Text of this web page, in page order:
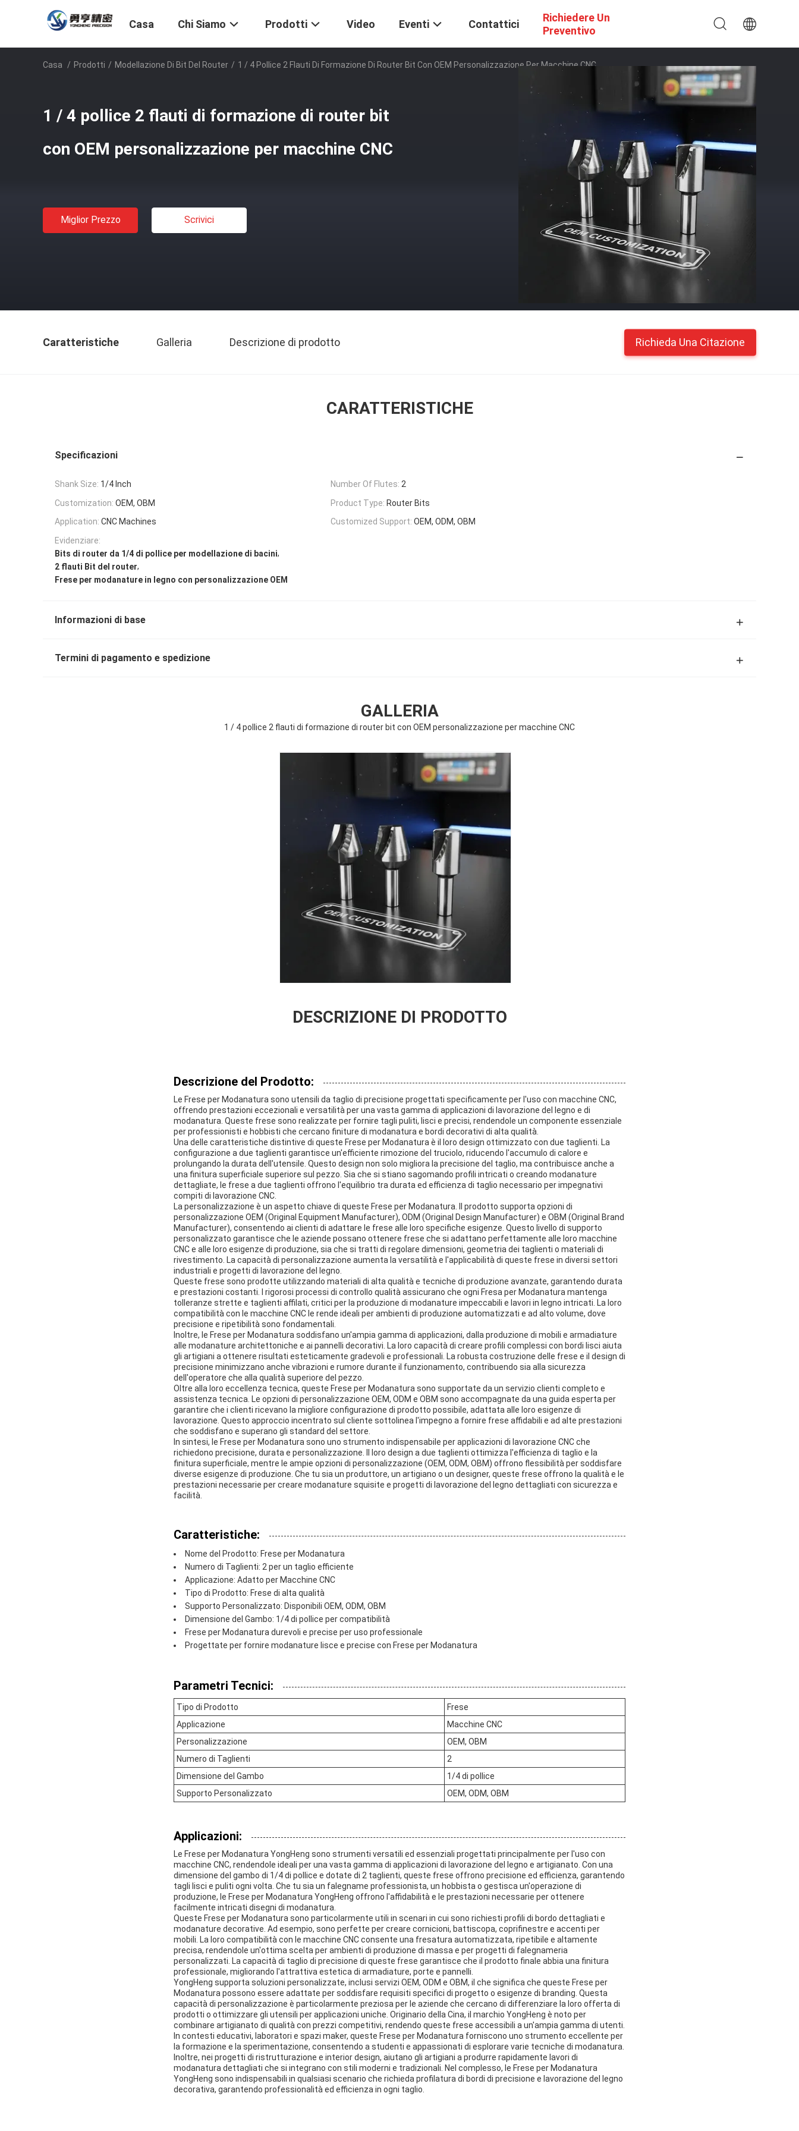
Casa Chi Siamo Prodotti Video Eventi Contattici
Richiedere Un
Preventivo
Casa / Prodotti / Modellazione Di Bit Del Router / 1 / 4 Pollice 2 Flauti Di Formazione Di Router Bit Con OEM Personalizzazione Per Macchine CNC
1 / 4 pollice 2 flauti di formazione di router bit
con OEM personalizzazione per macchine CNC
Miglior Prezzo Scrivici
Caratteristiche Galleria Descrizione di prodotto Richieda Una Citazione
CARATTERISTICHE
Specificazioni
Shank Size: 1/4 Inch Number Of Flutes: 2
Customization: OEM, OBM Product Type: Router Bits
Application: CNC Machines Customized Support: OEM, ODM, OBM
Evidenziare:
Bits di router da 1/4 di pollice per modellazione di bacini,
2 flauti Bit del router,
Frese per modanature in legno con personalizzazione OEM
Informazioni di base
Termini di pagamento e spedizione
GALLERIA
1 / 4 pollice 2 flauti di formazione di router bit con OEM personalizzazione per macchine CNC
DESCRIZIONE DI PRODOTTO
Descrizione del Prodotto:
Le Frese per Modanatura sono utensili da taglio di precisione progettati specificamente per l'uso con macchine CNC,
offrendo prestazioni eccezionali e versatilità per una vasta gamma di applicazioni di lavorazione del legno e di
modanatura. Queste frese sono realizzate per fornire tagli puliti, lisci e precisi, rendendole un componente essenziale
per professionisti e hobbisti che cercano finiture di modanatura e bordi decorativi di alta qualità.
Una delle caratteristiche distintive di queste Frese per Modanatura è il loro design ottimizzato con due taglienti. La
configurazione a due taglienti garantisce un'efficiente rimozione del truciolo, riducendo l'accumulo di calore e
prolungando la durata dell'utensile. Questo design non solo migliora la precisione del taglio, ma contribuisce anche a
una finitura superficiale superiore sul pezzo. Sia che si stiano sagomando profili intricati o creando modanature
dettagliate, le frese a due taglienti offrono l'equilibrio tra durata ed efficienza di taglio necessario per impegnativi
compiti di lavorazione CNC.
La personalizzazione è un aspetto chiave di queste Frese per Modanatura. Il prodotto supporta opzioni di
personalizzazione OEM (Original Equipment Manufacturer), ODM (Original Design Manufacturer) e OBM (Original Brand
Manufacturer), consentendo ai clienti di adattare le frese alle loro specifiche esigenze. Questo livello di supporto
personalizzato garantisce che le aziende possano ottenere frese che si adattano perfettamente alle loro macchine
CNC e alle loro esigenze di produzione, sia che si tratti di regolare dimensioni, geometria dei taglienti o materiali di
rivestimento. La capacità di personalizzazione aumenta la versatilità e l'applicabilità di queste frese in diversi settori
industriali e progetti di lavorazione del legno.
Queste frese sono prodotte utilizzando materiali di alta qualità e tecniche di produzione avanzate, garantendo durata
e prestazioni costanti. I rigorosi processi di controllo qualità assicurano che ogni Fresa per Modanatura mantenga
tolleranze strette e taglienti affilati, critici per la produzione di modanature impeccabili e lavori in legno intricati. La loro
compatibilità con le macchine CNC le rende ideali per ambienti di produzione automatizzati e ad alto volume, dove
precisione e ripetibilità sono fondamentali.
Inoltre, le Frese per Modanatura soddisfano un'ampia gamma di applicazioni, dalla produzione di mobili e armadiature
alle modanature architettoniche e ai pannelli decorativi. La loro capacità di creare profili complessi con bordi lisci aiuta
gli artigiani a ottenere risultati esteticamente gradevoli e professionali. La robusta costruzione delle frese e il design di
precisione minimizzano anche vibrazioni e rumore durante il funzionamento, contribuendo sia alla sicurezza
dell'operatore che alla qualità superiore del pezzo.
Oltre alla loro eccellenza tecnica, queste Frese per Modanatura sono supportate da un servizio clienti completo e
assistenza tecnica. Le opzioni di personalizzazione OEM, ODM e OBM sono accompagnate da una guida esperta per
garantire che i clienti ricevano la migliore configurazione di prodotto possibile, adattata alle loro esigenze di
lavorazione. Questo approccio incentrato sul cliente sottolinea l'impegno a fornire frese affidabili e ad alte prestazioni
che soddisfano e superano gli standard del settore.
In sintesi, le Frese per Modanatura sono uno strumento indispensabile per applicazioni di lavorazione CNC che
richiedono precisione, durata e personalizzazione. Il loro design a due taglienti ottimizza l'efficienza di taglio e la
finitura superficiale, mentre le ampie opzioni di personalizzazione (OEM, ODM, OBM) offrono flessibilità per soddisfare
diverse esigenze di produzione. Che tu sia un produttore, un artigiano o un designer, queste frese offrono la qualità e le
prestazioni necessarie per creare modanature squisite e progetti di lavorazione del legno dettagliati con sicurezza e
facilità.
Caratteristiche:
Nome del Prodotto: Frese per Modanatura
Numero di Taglienti: 2 per un taglio efficiente
Applicazione: Adatto per Macchine CNC
Tipo di Prodotto: Frese di alta qualità
Supporto Personalizzato: Disponibili OEM, ODM, OBM
Dimensione del Gambo: 1/4 di pollice per compatibilità
Frese per Modanatura durevoli e precise per uso professionale
Progettate per fornire modanature lisce e precise con Frese per Modanatura
Parametri Tecnici:
Tipo di Prodotto
Frese
Applicazione
Macchine CNC
Personalizzazione
OEM, OBM
Numero di Taglienti
2
Dimensione del Gambo
1/4 di pollice
Supporto Personalizzato
OEM, ODM, OBM
Applicazioni:
Le Frese per Modanatura YongHeng sono strumenti versatili ed essenziali progettati principalmente per l'uso con
macchine CNC, rendendole ideali per una vasta gamma di applicazioni di lavorazione del legno e artigianato. Con una
dimensione del gambo di 1/4 di pollice e dotate di 2 taglienti, queste frese offrono precisione ed efficienza, garantendo
tagli lisci e puliti ogni volta. Che tu sia un falegname professionista, un hobbista o gestisca un'operazione di
produzione, le Frese per Modanatura YongHeng offrono l'affidabilità e le prestazioni necessarie per ottenere
facilmente intricati disegni di modanatura.
Queste Frese per Modanatura sono particolarmente utili in scenari in cui sono richiesti profili di bordo dettagliati e
modanature decorative. Ad esempio, sono perfette per creare cornicioni, battiscopa, coprifinestre e accenti per
mobili. La loro compatibilità con le macchine CNC consente una fresatura automatizzata, ripetibile e altamente
precisa, rendendole un'ottima scelta per ambienti di produzione di massa e per progetti di falegnameria
personalizzati. La capacità di taglio di precisione di queste frese garantisce che il prodotto finale abbia una finitura
professionale, migliorando l'attrattiva estetica di armadiature, porte e pannelli.
YongHeng supporta soluzioni personalizzate, inclusi servizi OEM, ODM e OBM, il che significa che queste Frese per
Modanatura possono essere adattate per soddisfare requisiti specifici di progetto o esigenze di branding. Questa
capacità di personalizzazione è particolarmente preziosa per le aziende che cercano di differenziare la loro offerta di
prodotti o ottimizzare gli utensili per applicazioni uniche. Originario della Cina, il marchio YongHeng è noto per
combinare artigianato di qualità con prezzi competitivi, rendendo queste frese accessibili a un'ampia gamma di utenti.
In contesti educativi, laboratori e spazi maker, queste Frese per Modanatura forniscono uno strumento eccellente per
la formazione e la sperimentazione, consentendo a studenti e appassionati di esplorare varie tecniche di modanatura.
Inoltre, nei progetti di ristrutturazione e interior design, aiutano gli artigiani a produrre rapidamente lavori di
modanatura dettagliati che si integrano con stili moderni e tradizionali. Nel complesso, le Frese per Modanatura
YongHeng sono indispensabili in qualsiasi scenario che richieda profilatura di bordi di precisione e lavorazione del legno
decorativa, garantendo professionalità ed efficienza in ogni taglio.